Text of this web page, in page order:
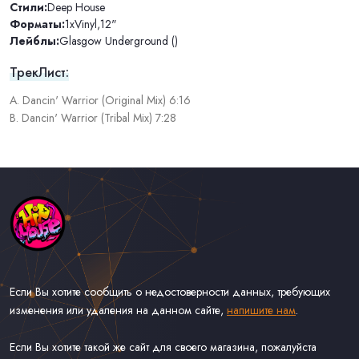
Стили:Deep House
Форматы:1xVinyl,12"
Лейблы:Glasgow Underground ()
ТрекЛист:
A. Dancin' Warrior (Original Mix) 6:16
B. Dancin' Warrior (Tribal Mix) 7:28
Если Вы хотите сообщить о недостоверности данных, требующих
изменения или удаления на данном сайте, напишите нам.
Если Вы хотите такой же сайт для своего магазина, пожалуйста